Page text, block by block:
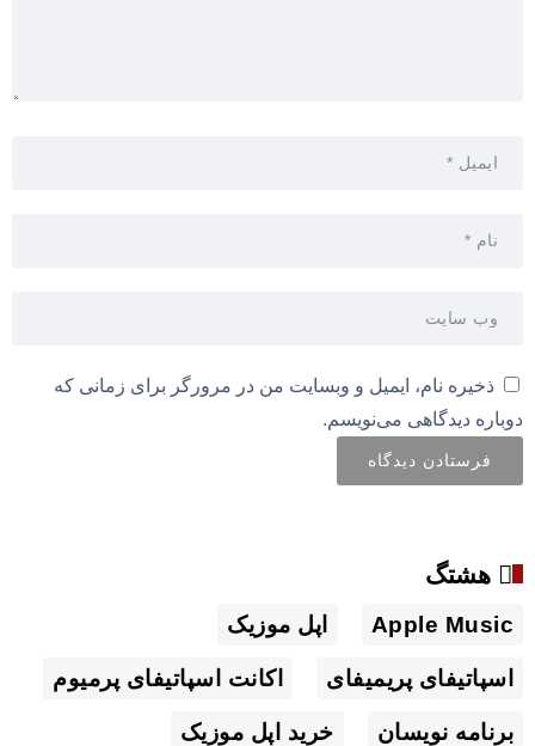
ذخیره نام، ایمیل و وبسایت من در مرورگر برای زمانی که
دوباره دیدگاهی می‌نویسم.
هشتگ
Apple Music اپل موزیک
اسپاتیفای پریمیفای اکانت اسپاتیفای پرمیوم
برنامه نویسان خرید اپل موزیک